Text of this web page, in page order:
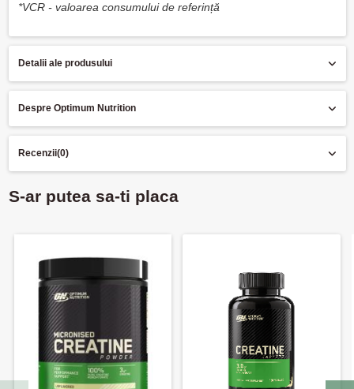
*VCR - valoarea consumului de referință
Detalii ale produsului
Despre Optimum Nutrition
Recenzii(0)
S-ar putea sa-ti placa